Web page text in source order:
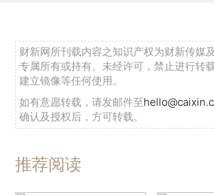
财新网所刊载内容之知识产权为财新传媒
专属所有或持有。未经许可，禁止进行转
建立镜像等任何使用。
如有意愿转载，请发邮件至
确认及授权后，方可转载。
推荐阅读